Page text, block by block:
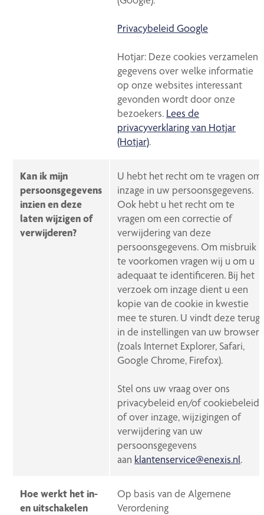
Privacybeleid Google
Hotjar: Deze cookies verzamelen
gegevens over welke informatie
op onze websites interessant
gevonden wordt door onze
bezoekers. Lees de
privacyverklaring van Hotjar
(Hotjar).
Kan ik mijn
persoonsgegevens
inzien en deze
laten wijzigen of
verwijderen?
U hebt het recht om te vragen om
inzage in uw persoonsgegevens.
Ook hebt u het recht om te
vragen om een correctie of
verwijdering van deze
persoonsgegevens. Om misbruik
te voorkomen vragen wij u om u
adequaat te identificeren. Bij het
verzoek om inzage dient u een
kopie van de cookie in kwestie
mee te sturen. U vindt deze terug
in de instellingen van uw browser
(zoals Internet Explorer, Safari,
Google Chrome, Firefox).
Stel ons uw vraag over ons
privacybeleid en/of cookiebeleid
of over inzage, wijzigingen of
verwijdering van uw
persoonsgegevens
aan klantenservice@enexis.nl.
Hoe werkt het in-
en uitschakelen
Op basis van de Algemene
Verordening